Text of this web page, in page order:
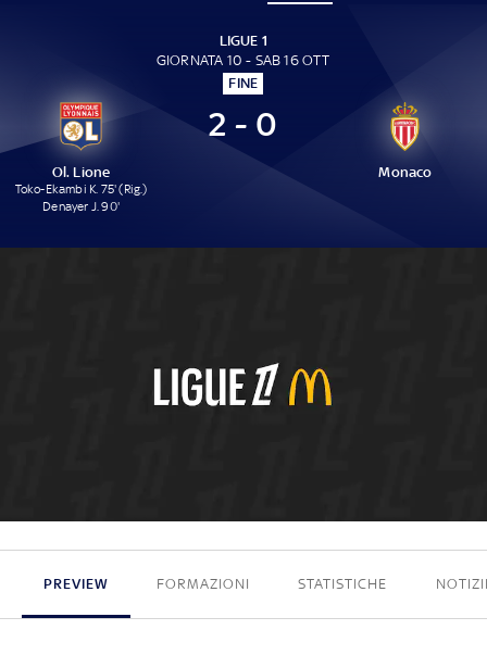
LIGUE 1
GIORNATA 10 - SAB 16 OTT
FINE
Ol. Lione
Toko-Ekambi K. 75' (Rig.)
Denayer J. 90'
2 - 0
Monaco
2 - 0
PREVIEW FORMAZIONI STATISTICHE